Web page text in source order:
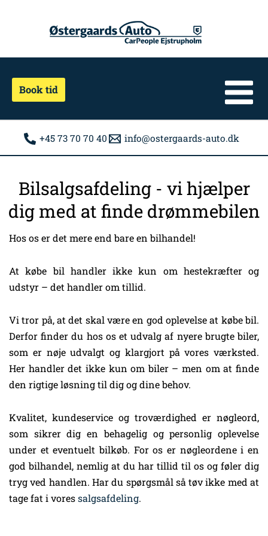
Book tid
+45 73 70 70 40 info@ostergaards-auto.dk
Bilsalgsafdeling - vi hjælper
dig med at finde drømmebilen
Hos os er det mere end bare en bilhandel!
At købe bil handler ikke kun om hestekræfter og
udstyr – det handler om tillid.
Vi tror på, at det skal være en god oplevelse at købe bil.
Derfor finder du hos os et udvalg af nyere brugte biler,
som er nøje udvalgt og klargjort på vores værksted.
Her handler det ikke kun om biler – men om at finde
den rigtige løsning til dig og dine behov.
Kvalitet, kundeservice og troværdighed er nøgleord,
som sikrer dig en behagelig og personlig oplevelse
under et eventuelt bilkøb. For os er nøgleordene i en
god bilhandel, nemlig at du har tillid til os og føler dig
tryg ved handlen. Har du spørgsmål så tøv ikke med at
tage fat i voressalgsafdeling.